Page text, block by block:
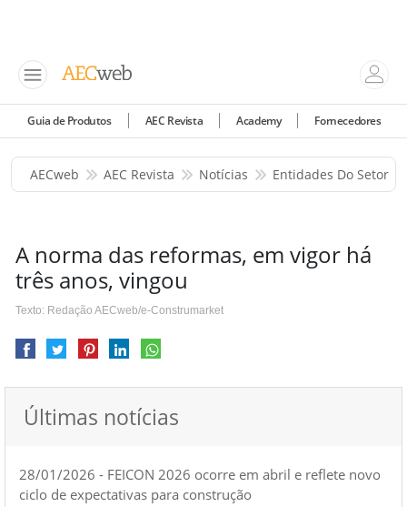
Guia de Produtos AEC Revista Academy Fornecedores
AECweb AEC Revista Notícias Entidades Do Setor
A norma das reformas, em vigor há
três anos, vingou
Texto: Redação AECweb/e-Construmarket
Últimas notícias
28/01/2026 - FEICON 2026 ocorre em abril e reflete novo
ciclo de expectativas para construção